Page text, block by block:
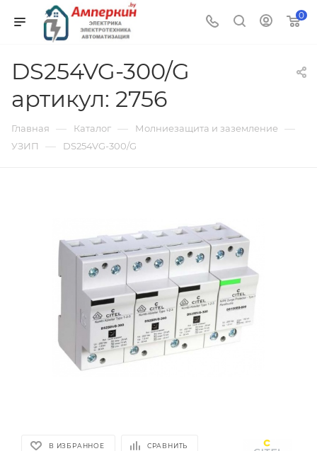
0
DS254VG-300/G
артикул: 2756
Главная — Каталог — Молниезащита и заземление —
УЗИП — DS254VG-300/G
В ИЗБРАННОЕ СРАВНИТЬ